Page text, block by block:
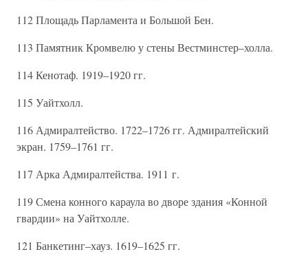
112 Площадь Парламента и Большой Бен.
113 Памятник Кромвелю у стены Вестминстер–холла.
114 Кенотаф. 1919–1920 гг.
115 Уайтхолл.
116 Адмиралтейство. 1722–1726 гг. Адмиралтейский
экран. 1759–1761 гг.
117 Арка Адмиралтейства. 1911 г.
119 Смена конного караула во дворе здания «Конной
гвардии» на Уайтхолле.
121 Банкетинг–хауз. 1619–1625 гг.